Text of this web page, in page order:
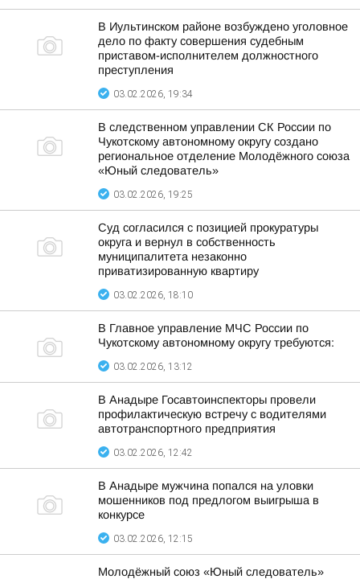
В Иультинском районе возбуждено уголовное
дело по факту совершения судебным
приставом-исполнителем должностного
преступления
03.02.2026, 19:34
В следственном управлении СК России по
Чукотскому автономному округу создано
региональное отделение Молодёжного союза
«Юный следователь»
03.02.2026, 19:25
Суд согласился с позицией прокуратуры
округа и вернул в собственность
муниципалитета незаконно
приватизированную квартиру
03.02.2026, 18:10
В Главное управление МЧС России по
Чукотскому автономному округу требуются:
03.02.2026, 13:12
В Анадыре Госавтоинспекторы провели
профилактическую встречу с водителями
автотранспортного предприятия
03.02.2026, 12:42
В Анадыре мужчина попался на уловки
мошенников под предлогом выигрыша в
конкурсе
03.02.2026, 12:15
Молодёжный союз «Юный следователь»